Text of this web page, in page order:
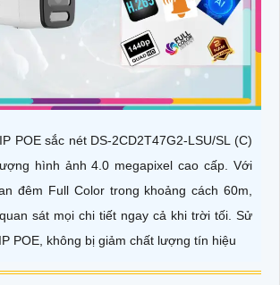
POE sắc nét DS-2CD2T47G2-LSU/SL (C)
hình ảnh 4.0 megapixel cao cấp. Với
đêm Full Color trong khoảng cách 60m,
sát mọi chi tiết ngay cả khi trời tối. Sử
POE, không bị giảm chất lượng tín hiệu